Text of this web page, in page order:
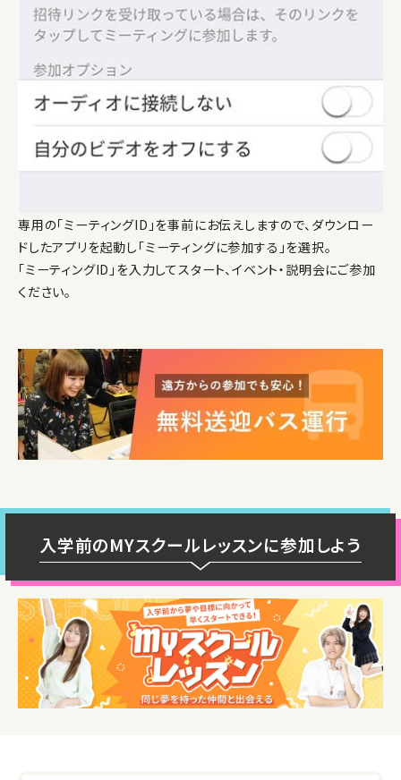
専用の「ミーティングID」を事前にお伝えしますので、ダウンロー
ドしたアプリを起動し「ミーティングに参加する」を選択。
「ミーティングID」を入力してスタート、イベント・説明会にご参加
ください。
入学前のMYスクールレッスンに参加しよう